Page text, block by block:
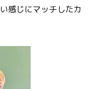
感じにマッチしたカ